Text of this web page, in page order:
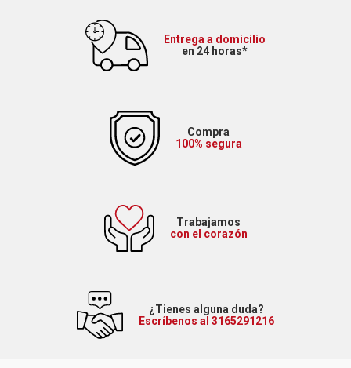
Entrega a domicilio
en 24 horas*
Compra
100% segura
Trabajamos
con el corazón
¿Tienes alguna duda?
Escríbenos al 3165291216